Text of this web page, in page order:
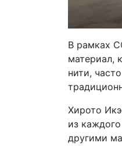
В рамках
материал,
нити,
Хирото
из
другими